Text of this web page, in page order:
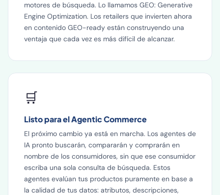
motores de búsqueda. Lo llamamos GEO: Generative
Engine Optimization. Los retailers que invierten ahora
en contenido GEO-ready están construyendo una
ventaja que cada vez es más difícil de alcanzar.
🛒
Listo para el Agentic Commerce
El próximo cambio ya está en marcha. Los agentes de
IA pronto buscarán, compararán y comprarán en
nombre de los consumidores, sin que ese consumidor
escriba una sola consulta de búsqueda. Estos
agentes evalúan tus productos puramente en base a
la calidad de tus datos: atributos, descripciones,